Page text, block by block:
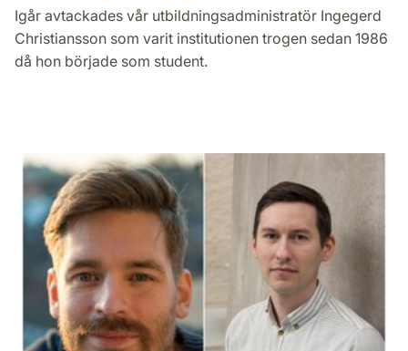
Igår avtackades vår utbildningsadministratör Ingegerd
Christiansson som varit institutionen trogen sedan 1986
då hon började som student.